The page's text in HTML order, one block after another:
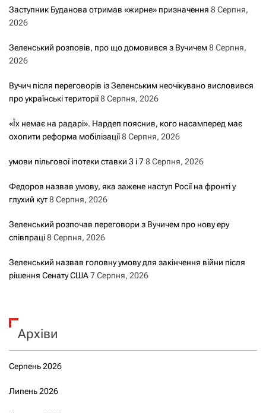
Заступник Буданова отримав «жирне» призначення 8 Серпня,
2026
Зеленський розповів, про що домовився з Вучичем8 Серпня,
2026
Вучич після переговорів із Зеленським неочікувано висловився
про українські території8 Серпня, 2026
«Їх немає на радарі». Нардеп пояснив, кого насамперед має
охопити реформа мобілізації8 Серпня, 2026
умови пільгової іпотеки ставки 3 і 78 Серпня, 2026
Федоров назвав умову, яка зажене наступ Росії на фронті у
глухий кут8 Серпня, 2026
Зеленський розпочав переговори з Вучичем про нову еру
співпраці8 Серпня, 2026
Зеленський назвав головну умову для закінчення війни після
рішення Сенату США7 Серпня, 2026
Архіви
Серпень 2026
Липень 2026